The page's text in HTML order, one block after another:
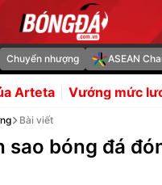
Chuyển nhượng ASEAN
325 ngàn bảng, MU
Bài viết
sao bóng đá